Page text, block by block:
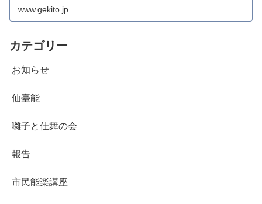
www.gekito.jp
カテゴリー
お知らせ
仙臺能
囃子と仕舞の会
報告
市民能楽講座